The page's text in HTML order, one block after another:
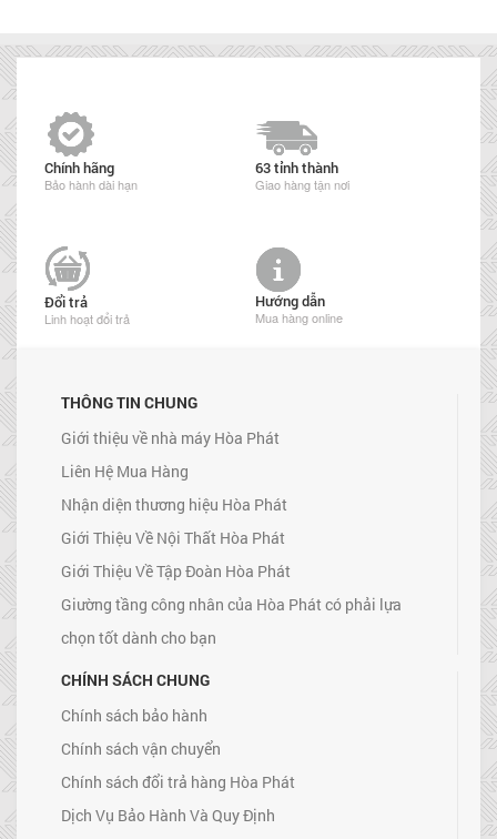
Chính hãng
Bảo hành dài hạn
63 tỉnh thành
Giao hàng tận nơi
Đổi trả
Linh hoạt đổi trả
Hướng dẫn
Mua hàng online
THÔNG TIN CHUNG
Giới thiệu về nhà máy Hòa Phát
Liên Hệ Mua Hàng
Nhận diện thương hiệu Hòa Phát
Giới Thiệu Về Nội Thất Hòa Phát
Giới Thiệu Về Tập Đoàn Hòa Phát
Giường tầng công nhân của Hòa Phát có phải lựa
chọn tốt dành cho bạn
CHÍNH SÁCH CHUNG
Chính sách bảo hành
Chính sách vận chuyển
Chính sách đổi trả hàng Hòa Phát
Dịch Vụ Bảo Hành Và Quy Định